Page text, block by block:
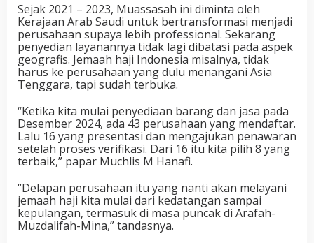
Sejak 2021 – 2023, Muassasah ini diminta oleh
Kerajaan Arab Saudi untuk bertransformasi menjadi
perusahaan supaya lebih professional. Sekarang
penyedian layanannya tidak lagi dibatasi pada aspek
geografis. Jemaah haji Indonesia misalnya, tidak
harus ke perusahaan yang dulu menangani Asia
Tenggara, tapi sudah terbuka.
“Ketika kita mulai penyediaan barang dan jasa pada
Desember 2024, ada 43 perusahaan yang mendaftar.
Lalu 16 yang presentasi dan mengajukan penawaran
setelah proses verifikasi. Dari 16 itu kita pilih 8 yang
terbaik,” papar Muchlis M Hanafi.
“Delapan perusahaan itu yang nanti akan melayani
jemaah haji kita mulai dari kedatangan sampai
kepulangan, termasuk di masa puncak di Arafah-
Muzdalifah-Mina,” tandasnya.